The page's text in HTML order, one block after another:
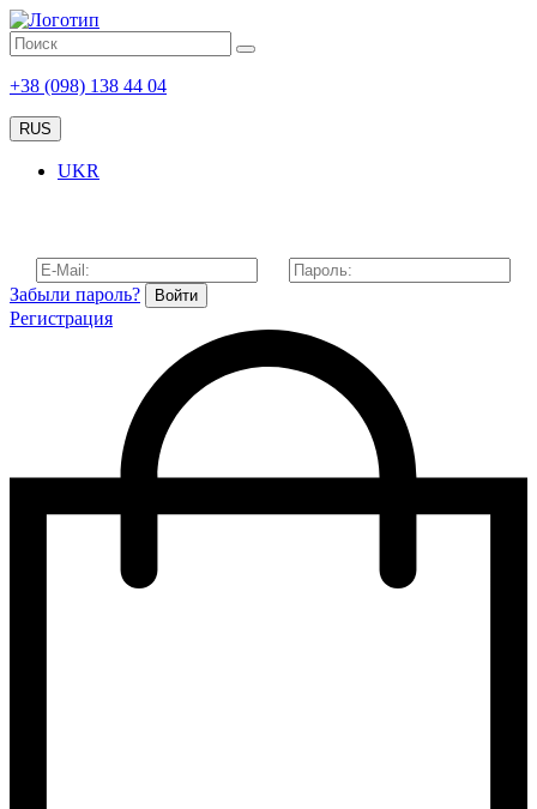
+38 (098) 138 44 04
RUS
UKR
Забыли пароль? Войти
Регистрация